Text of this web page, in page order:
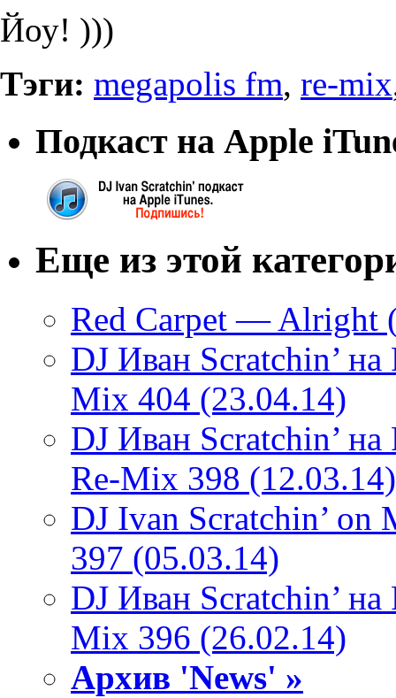
Йоу! )))
Тэги: megapolis fm, re-mix
Подкаст на Apple
Еще из этой
Red Carpet — Alright
DJ Иван Scratchin’
Mix 404 (23.04.14)
DJ Иван Scratchin’
Re-Mix 398 (12.03.14)
DJ Ivan Scratchin’
397 (05.03.14)
DJ Иван Scratchin’
Mix 396 (26.02.14)
Архив 'News' »